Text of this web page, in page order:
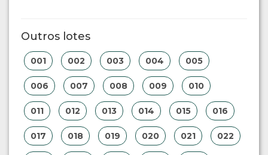
Outros lotes
001 002 003 004 005
006 007 008 009 010
011 012 013 014 015 016
017 018 019 020 021 022